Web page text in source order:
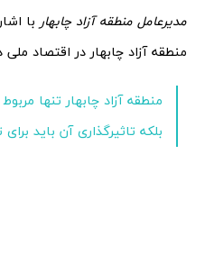
مدیرعامل منطقه آزاد چابهار با
منطقه آزاد چابهار در اقتصاد ملی
منطقه آزاد چابهار تنها
بلکه تاثیرگذاری آن باید